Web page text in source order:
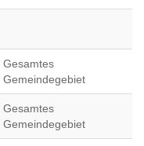
Gesamtes
Gemeindegebiet
Gesamtes
Gemeindegebiet